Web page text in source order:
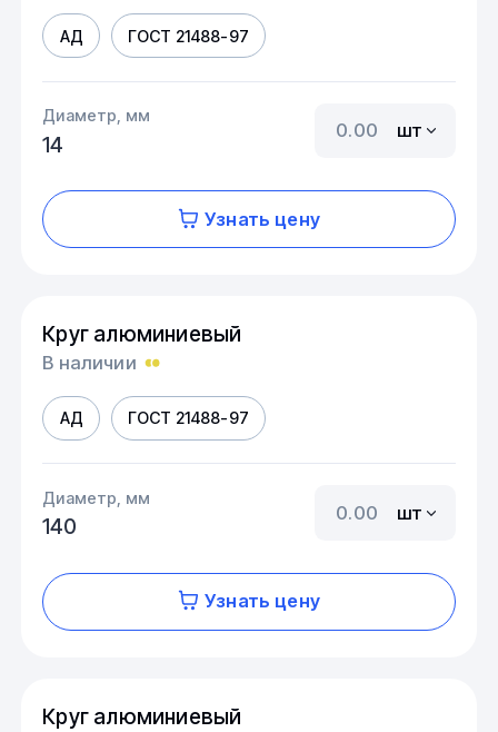
АД ГОСТ 21488-97
Диаметр, мм
14
шт
Узнать цену
Круг алюминиевый
В наличии
АД ГОСТ 21488-97
Диаметр, мм
140
шт
Узнать цену
Круг алюминиевый